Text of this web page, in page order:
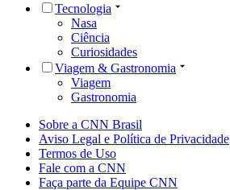
Tecnologia
Nasa
Ciência
Curiosidades
Viagem & Gastronomia
Viagem
Gastronomia
Sobre a CNN Brasil
Aviso Legal e Política de Privacidade
Termos de Uso
Fale com a CNN
Faça parte da Equipe CNN